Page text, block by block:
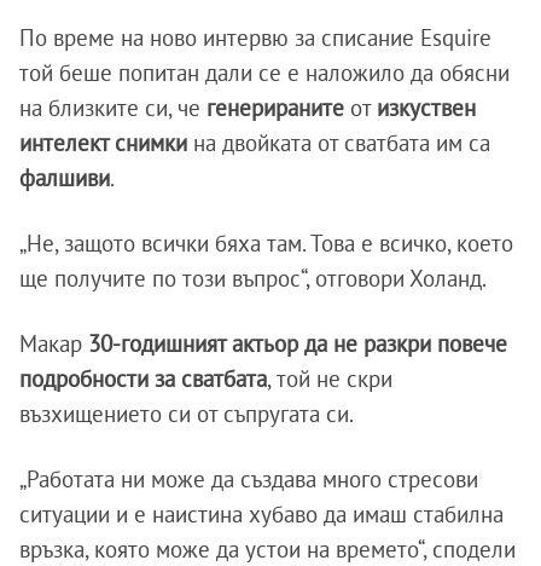
По време на ново интервю за списание Esquire
той беше попитан дали се е наложило да обясни
на близките си, че генерираните от изкуствен
интелект снимки на двойката от сватбата им са
фалшиви.
„Не, защото всички бяха там. Това е всичко, което
ще получите по този въпрос“, отговори Холанд.
Макар 30-годишният актьор да не разкри повече
подробности за сватбата, той не скри
възхищението си от съпругата си.
„Работата ни може да създава много стресови
ситуации и е наистина хубаво да имаш стабилна
връзка, която може да устои на времето“, сподели